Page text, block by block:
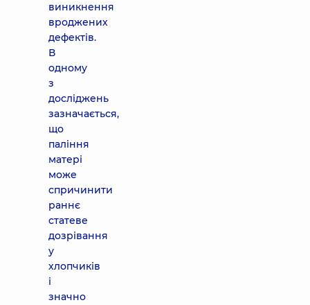
виникнення
вроджених
дефектів.
В
одному
з
досліджень
зазначається,
що
паління
матері
може
спричинити
раннє
статеве
дозрівання
у
хлопчиків
і
значно